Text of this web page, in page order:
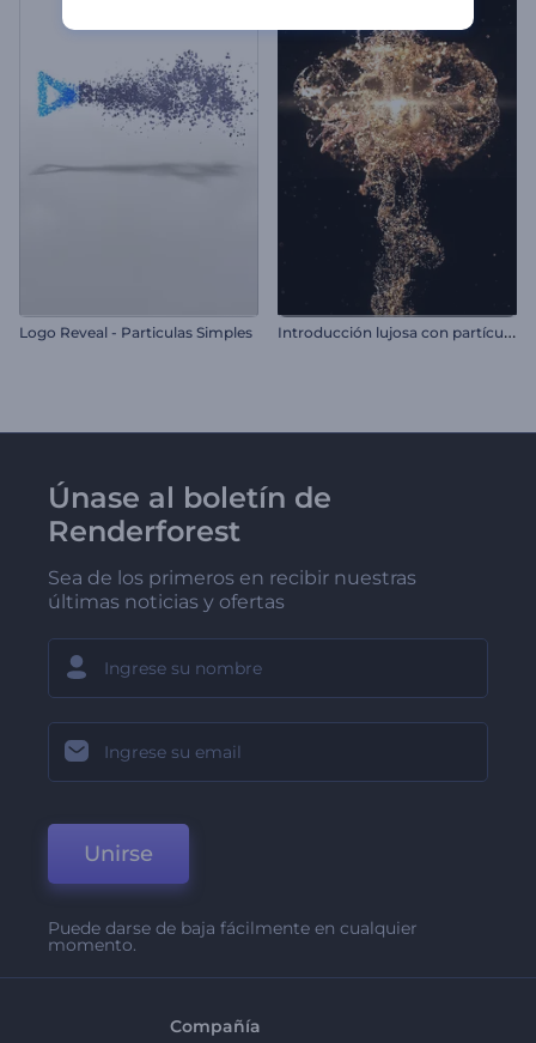
Logo Reveal - Particulas Simples I
ntroducción lujosa con partículas doradas
Únase al boletín de
Renderforest
Sea de los primeros en recibir nuestras
últimas noticias y ofertas
Unirse
Puede darse de baja fácilmente en cualquier
momento.
Compañía